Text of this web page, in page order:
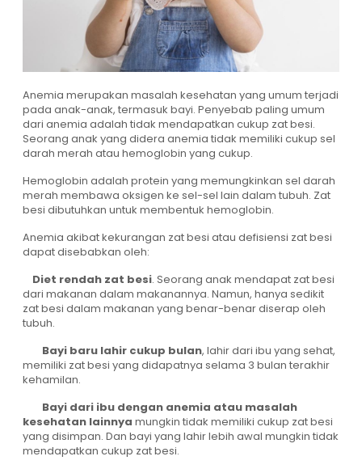
Anemia merupakan masalah kesehatan yang umum terjadi
pada anak-anak, termasuk bayi. Penyebab paling umum
dari anemia adalah tidak mendapatkan cukup zat besi.
Seorang anak yang didera anemia tidak memiliki cukup sel
darah merah atau hemoglobin yang cukup.
Hemoglobin adalah protein yang memungkinkan sel darah
merah membawa oksigen ke sel-sel lain dalam tubuh. Zat
besi dibutuhkan untuk membentuk hemoglobin.
Anemia akibat kekurangan zat besi atau defisiensi zat besi
dapat disebabkan oleh:
Diet rendah zat besi. Seorang anak mendapat zat besi
dari makanan dalam makanannya. Namun, hanya sedikit
zat besi dalam makanan yang benar-benar diserap oleh
tubuh.
Bayi baru lahir cukup bulan, lahir dari ibu yang sehat,
memiliki zat besi yang didapatnya selama 3 bulan terakhir
kehamilan.
Bayi dari ibu dengan anemia atau masalah
kesehatan lainnya mungkin tidak memiliki cukup zat besi
yang disimpan. Dan bayi yang lahir lebih awal mungkin tidak
mendapatkan cukup zat besi.